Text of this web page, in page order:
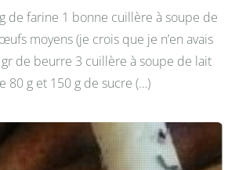
de farine 1 bonne cuillère à soupe de
moyens (je crois que je n’en avais
de beurre 3 cuillère à soupe de lait
80 g et 150 g de sucre (…)